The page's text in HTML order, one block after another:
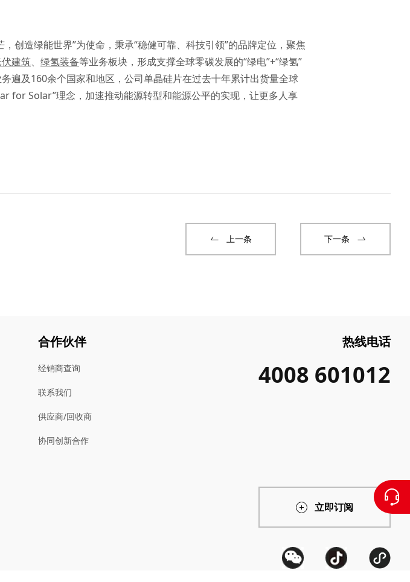
创造绿能世界”为使命，秉承“稳健可靠、科技引领”的品牌定位，聚焦
建筑、 绿氢装备等业务板块，形成支撑全球零碳发展的“绿电”+“绿氢”
遍及160余个国家和地区，公司单晶硅片在过去十年累计出货量全球
for Solar”理念，加速推动能源转型和能源公平的实现，让更多人享
上一条 下一条
合作伙伴
经销商查询
联系我们
供应商/回收商
协同创新合作
热线电话
4008 601012
立即订阅